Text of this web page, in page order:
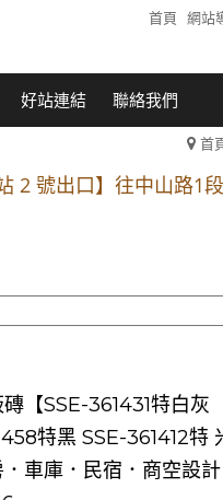
首頁 網站
好站連結 聯絡我們
首
段 到永平路路口(樂華
2 號出口】往中山路1
客戶加入 LINE官方帳號
2 號出口】往中山路1段
戶加入 LINE官方帳號
【SSE-361431特白灰
特黑 SSE-361412特
車庫．民宿．商空設